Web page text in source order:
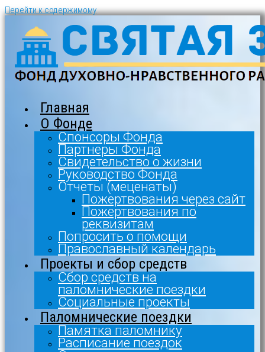
Перейти к содержимому
Главная
О Фонде
Спонсоры Фонда
Партнеры Фонда
Свидетельство о жизни
Руководство Фонда
Отчеты (меценаты)
Пожертвования через сайт
Пожертвования по
реквизитам
Попросить о помощи
Православный календарь
Проекты и сбор средств
Сбор средств на
паломнические поездки
Социальные проекты
Паломнические поездки
Памятка паломнику
Расписание поездок